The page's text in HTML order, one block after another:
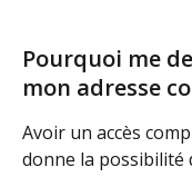
Pourquoi me
mon adresse
Avoir un accès
donne la possibilité